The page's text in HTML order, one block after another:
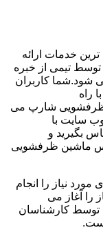
خدمات ارائه
توسط تیمی از خبره
شود.شما کاربران
راه
ظرفشویی شارپ می
سایت با
بگیرید و
ماشین ظرفشویی
نیاز را انجام
را آغاز می
توسط کارشناسان